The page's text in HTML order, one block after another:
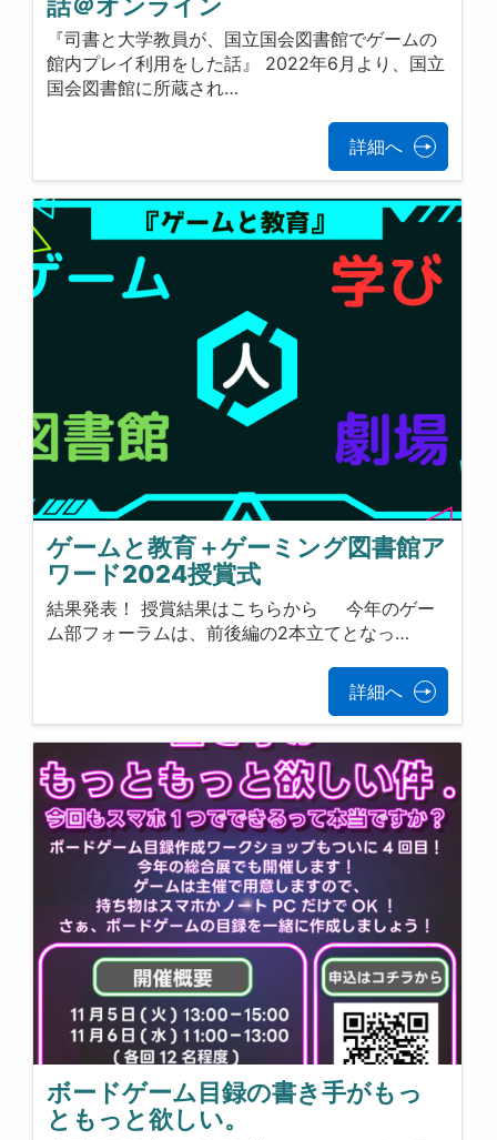
『司書と大学教員が、国立国会図書館でゲームの
館内プレイ利用をした話』 2022年6月より、国立
国会図書館に所蔵され…
詳細へ
ゲームと教育＋ゲーミング図書館ア
ワード2024授賞式
結果発表！ 授賞結果はこちらから 今年のゲー
ム部フォーラムは、前後編の2本立てとなっ…
詳細へ
ボードゲーム目録の書き手がもっ
ともっと欲しい。